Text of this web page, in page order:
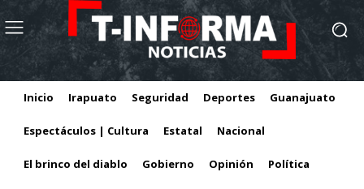
Inicio Irapuato Seguridad Deportes Guanajuato
Espectáculos | Cultura Estatal Nacional
El brinco del diablo Gobierno Opinión Política